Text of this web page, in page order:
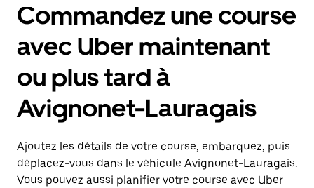
Commandez une course
avec Uber maintenant
ou plus tard à
Avignonet-Lauragais
Ajoutez les détails de votre course, embarquez, puis
déplacez-vous dans le véhicule Avignonet-Lauragais.
Vous pouvez aussi planifier votre course avec Uber